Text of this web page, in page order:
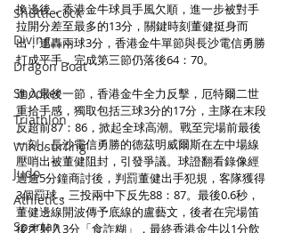
Shuttlecock
Diving
Dragon Boat
Snooker
Triathlon
Windsurfing
Judo
Athletics
Spartan
換邊後，香港金牛球員手風欠順，進一步被對手
拉開分差至最多的13分，關鍵時刻董健挺身而
出，連轟兩球3分，香港金牛單節與長沙電信勇勝
打成平手，完成第三節仍落後64：70。
進入最後一節，香港金牛全力反擊，厄特爾二世
重拾手感，獨取包括三球3分的17分，主隊在末段
反超前87：86，掀起全球高潮。戰至完場前最後
一刻，長沙電信勇勝的德茲明威爾斯在左中場線
壓哨出被董健阻封，引發爭議。球證翻看錄像經
過逾5分鐘商討後，判罰董健出手犯規，客隊獲得
3個罰球，三投兩中下反先88：87。最後0.6秒，
董健邊線開波傳予底線的盧藝文，後者在完場笛
後才射入3分「食詐糊」，最終香港金牛以1分飲